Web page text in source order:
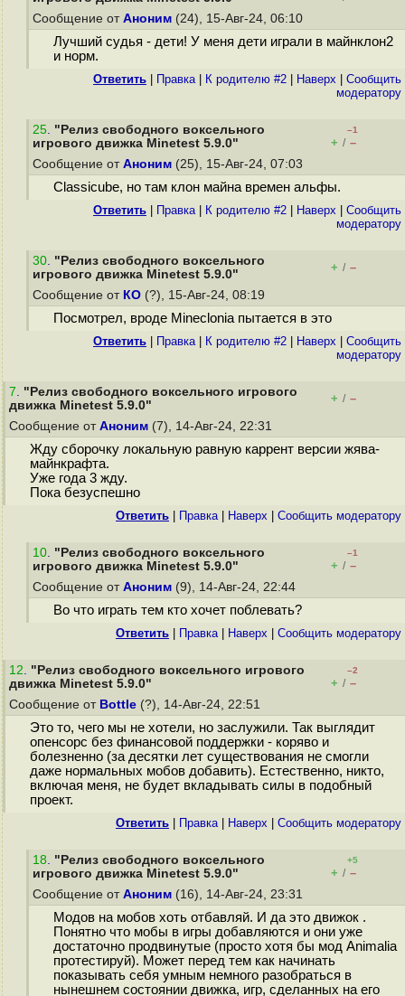
Сообщение от Аноним (24), 15-Авг-24, 06:10
Лучший судья - дети! У меня дети играли в майнклон2
и норм.
Ответить Правка| К родителю #2 Наверх
Cообщить
модератору
25. "Релиз свободного воксельного
игрового движка Minetest 5.9.0"
–1
+ / –
Сообщение от Аноним (25), 15-Авг-24, 07:03
Classicube, но там клон майна времен альфы.
Ответить Правка| К родителю #2 Наверх
Cообщить
модератору
30. "Релиз свободного воксельного
игрового движка Minetest 5.9.0"
+ / –
Сообщение от КО (?), 15-Авг-24, 08:19
Посмотрел, вроде Mineclonia пытается в это
Ответить Правка| К родителю #2 Наверх
Cообщить
модератору
7. "Релиз свободного воксельного игрового
движка Minetest 5.9.0"
+ / –
Сообщение от Аноним (7), 14-Авг-24, 22:31
Жду сборочку локальную равную каррент версии жява-
майнкрафта.
Уже года 3 жду.
Пока безуспешно
Ответить Правка| Наверх Cообщить модератору
10. "Релиз свободного воксельного
игрового движка Minetest 5.9.0"
–1
+ / –
Сообщение от Аноним (9), 14-Авг-24, 22:44
Во что играть тем кто хочет поблевать?
Ответить Правка| Наверх Cообщить модератору
12. "Релиз свободного воксельного игрового
движка Minetest 5.9.0"
–2
+ / –
Сообщение от Bottle (?), 14-Авг-24, 22:51
Это то, чего мы не хотели, но заслужили. Так выглядит
опенсорс без финансовой поддержки - коряво и
болезненно (за десятки лет существования не смогли
даже нормальных мобов добавить). Естественно, никто,
включая меня, не будет вкладывать силы в подобный
проект.
Ответить Правка| Наверх Cообщить модератору
18. "Релиз свободного воксельного
игрового движка Minetest 5.9.0"
+5
+ / –
Сообщение от Аноним (16), 14-Авг-24, 23:31
Модов на мобов хоть отбавляй. И да это движок .
Понятно что мобы в игры добавляются и они уже
достаточно продвинутые (просто хотя бы мод Animalia
протестируй). Может перед тем как начинать
показывать себя умным немного разобраться в
нынешнем состоянии движка, игр, сделанных на его